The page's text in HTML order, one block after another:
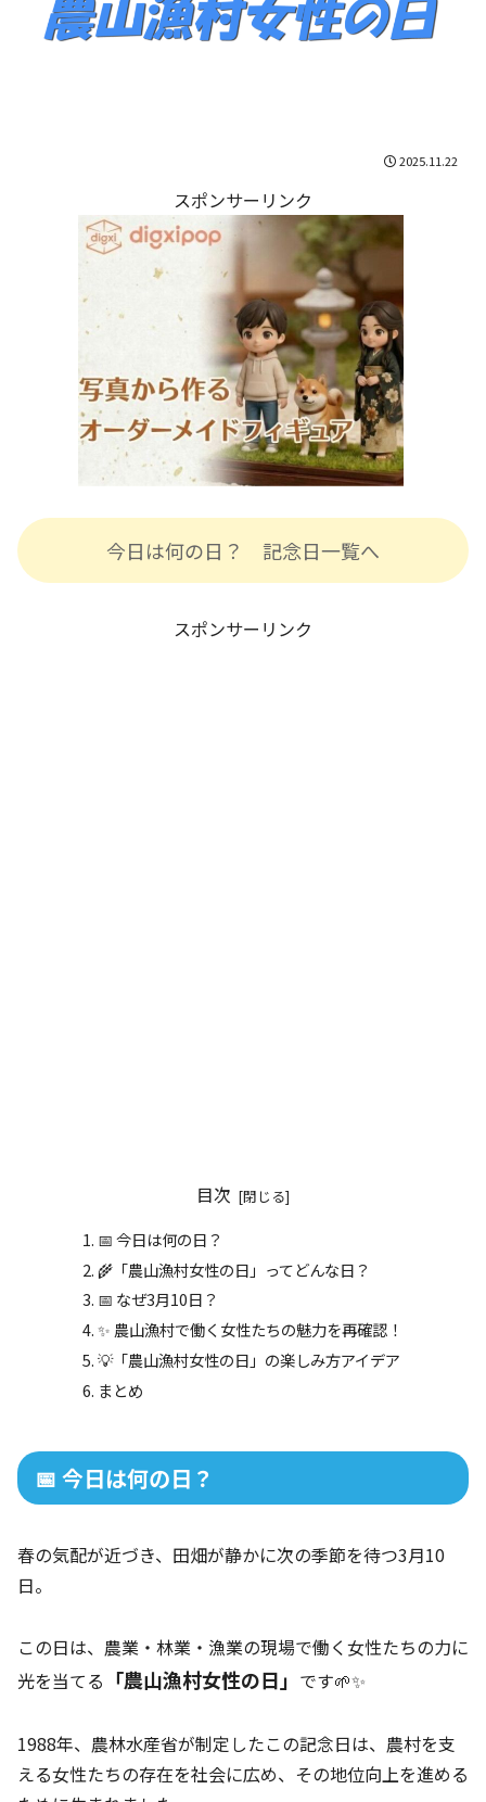
2025.11.22
スポンサーリンク
今日は何の日？ 記念日一覧へ
スポンサーリンク
目次
📅 今日は何の日？
🌾「農山漁村女性の日」ってどんな日？
📅 なぜ3月10日？
✨ 農山漁村で働く女性たちの魅力を再確認！
💡「農山漁村女性の日」の楽しみ方アイデア
まとめ
📅 今日は何の日？
春の気配が近づき、田畑が静かに次の季節を待つ3月10
日。
この日は、農業・林業・漁業の現場で働く女性たちの力に
光を当てる 「農山漁村女性の日」 です🌱✨
1988年、農林水産省が制定したこの記念日は、農村を支
える女性たちの存在を社会に広め、その地位向上を進める